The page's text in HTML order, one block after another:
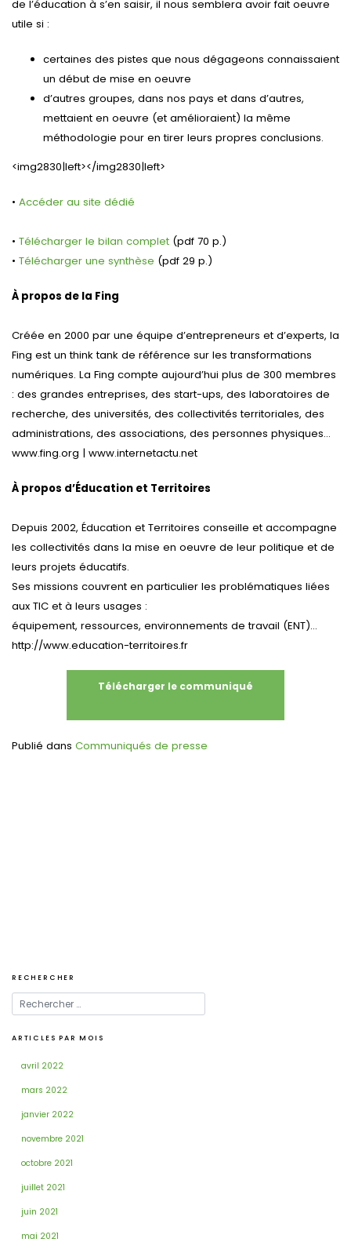
de l’éducation à s’en saisir, il nous semblera avoir fait oeuvre
utile si :
certaines des pistes que nous dégageons connaissaient
un début de mise en oeuvre
d’autres groupes, dans nos pays et dans d’autres,
mettaient en oeuvre (et amélioraient) la même
méthodologie pour en tirer leurs propres conclusions.
<img2830|left></img2830|left>
• Accéder au site dédié
• Télécharger le bilan complet (pdf 70 p.)
• Télécharger une synthèse (pdf 29 p.)
À propos de la Fing
Créée en 2000 par une équipe d’entrepreneurs et d’experts, la
Fing est un think tank de référence sur les transformations
numériques. La Fing compte aujourd’hui plus de 300 membres
: des grandes entreprises, des start-ups, des laboratoires de
recherche, des universités, des collectivités territoriales, des
administrations, des associations, des personnes physiques…
www.fing.org | www.internetactu.net
À propos d’Éducation et Territoires
Depuis 2002, Éducation et Territoires conseille et accompagne
les collectivités dans la mise en oeuvre de leur politique et de
leurs projets éducatifs.
Ses missions couvrent en particulier les problématiques liées
aux TIC et à leurs usages :
équipement, ressources, environnements de travail (ENT)…
http://www.education-territoires.fr
Télécharger le communiqué
Publié dans Communiqués de presse
RECHERCHER
ARTICLES PAR MOIS
avril 2022
mars 2022
janvier 2022
novembre 2021
octobre 2021
juillet 2021
juin 2021
mai 2021